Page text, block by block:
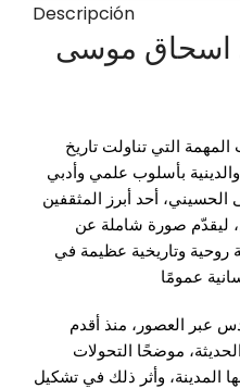
Descripción
اسحاق موسى
التي تناولت تاريخ
بأسلوب علمي وأدبي
أحد أبرز المثقفين
ليقدّم صورة شاملة عن
روحية وتاريخية عظيمة في
عمومًا
عبر العصور، منذ أقدم
موضحًا التحولات
المدينة، وأثر ذلك في تشكيل